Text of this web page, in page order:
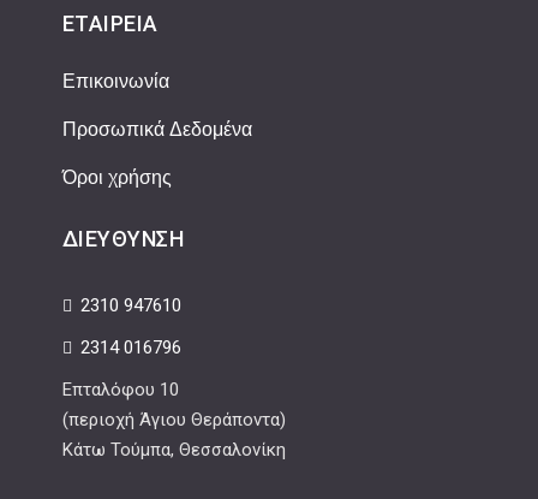
ΕΤΑΙΡΕΊΑ
Επικοινωνία
Προσωπικά Δεδομένα
Όροι χρήσης
ΔΙΕΎΘΥΝΣΗ
2310 947610
2314 016796
Επταλόφου 10
(περιοχή Άγιου Θεράποντα)
Κάτω Τούμπα, Θεσσαλονίκη